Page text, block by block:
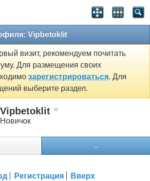
Vipbetoklit
визит, рекомендуем почитать
Для размещения своих
зарегистрироваться. Для
выберите раздел.
Vipbetoklit
Новичок
...
Регистрация Вверх